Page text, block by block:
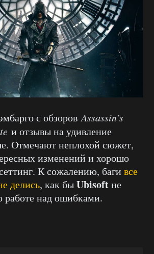
с обзоровAssassin’s
и отзывы на удивление
Отмечают неплохой сюжет,
изменений и хорошо
К сожалению, баги все
делись, как быUbisoftне
работе над ошибками.